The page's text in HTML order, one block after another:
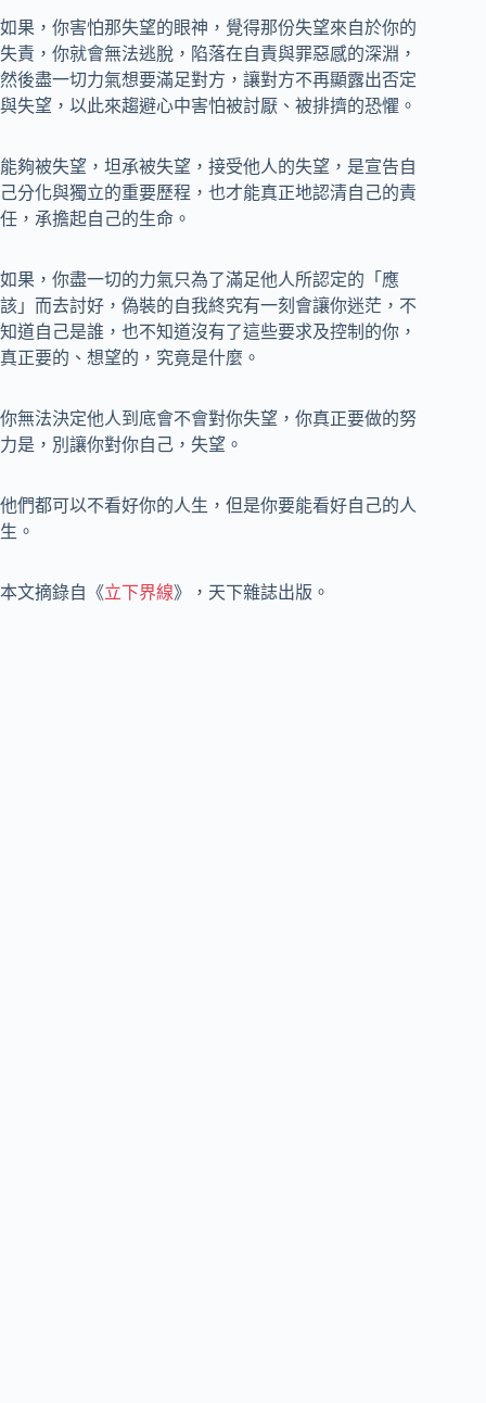
如果，你害怕那失望的眼神，覺得那份失望來自於你的
失責，你就會無法逃脫，陷落在自責與罪惡感的深淵，
然後盡一切力氣想要滿足對方，讓對方不再顯露出否定
與失望，以此來趨避心中害怕被討厭、被排擠的恐懼。
能夠被失望，坦承被失望，接受他人的失望，是宣告自
己分化與獨立的重要歷程，也才能真正地認清自己的責
任，承擔起自己的生命。
如果，你盡一切的力氣只為了滿足他人所認定的「應
該」而去討好，偽裝的自我終究有一刻會讓你迷茫，不
知道自己是誰，也不知道沒有了這些要求及控制的你，
真正要的、想望的，究竟是什麼。
你無法決定他人到底會不會對你失望，你真正要做的努
力是，別讓你對你自己，失望。
他們都可以不看好你的人生，但是你要能看好自己的人
生。
本文摘錄自《立下界線》，天下雜誌出版。